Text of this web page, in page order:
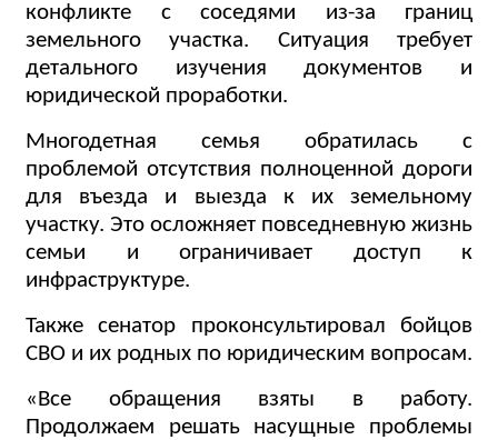
конфликте с соседями из-за границ
земельного участка. Ситуация требует
детального изучения документов и
юридической проработки.
Многодетная семья обратилась с
проблемой отсутствия полноценной дороги
для въезда и выезда к их земельному
участку. Это осложняет повседневную жизнь
семьи и ограничивает доступ к
инфраструктуре.
Также сенатор проконсультировал бойцов
СВО и их родных по юридическим вопросам.
«Все обращения взяты в работу.
Продолжаем решать насущные проблемы